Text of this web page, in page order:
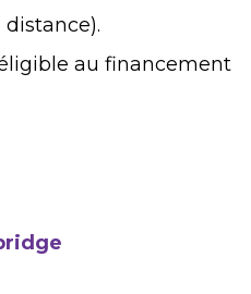
au financement